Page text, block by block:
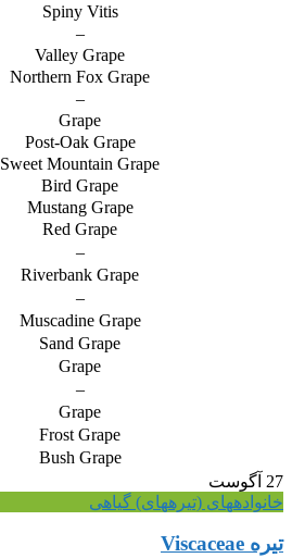
Spiny Vitis
–
Valley Grape
Northern Fox Grape
–
Grape
Post-Oak Grape
Sweet Mountain Grape
Bird Grape
Mustang Grape
Red Grape
–
Riverbank Grape
–
Muscadine Grape
Sand Grape
Grape
–
Grape
Frost Grape
Bush Grape
27 آگوست
خانواده‎های (تیره‎های) گیاهی
تیره Viscaceae